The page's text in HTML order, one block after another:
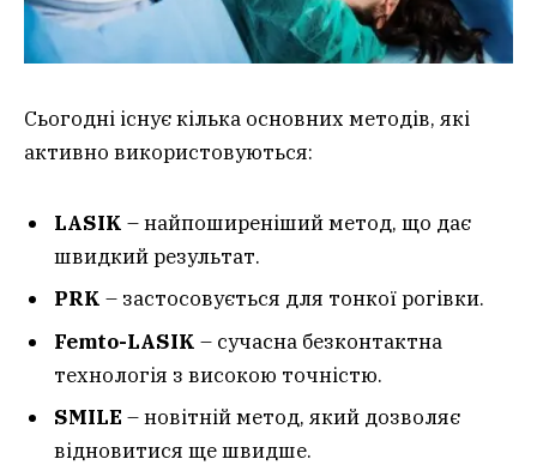
Сьогодні існує кілька основних методів, які
активно використовуються:
LASIK – найпоширеніший метод, що дає
швидкий результат.
PRK – застосовується для тонкої рогівки.
Femto-LASIK – сучасна безконтактна
технологія з високою точністю.
SMILE – новітній метод, який дозволяє
відновитися ще швидше.